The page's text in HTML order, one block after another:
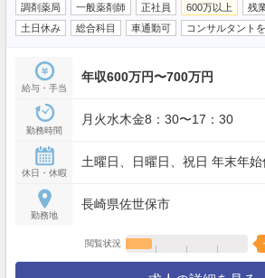
調剤薬局 一般薬剤師 正社員 600万以上
残
土日休み
総合科目 車通勤可 コンサルタント
給与・手当
年収600万円〜700万円
勤務時間
月火水木金8：30〜17：30
休日・休暇
土曜日、日曜日、祝日 年末年
勤務地
長崎県佐世保市
閲覧状況